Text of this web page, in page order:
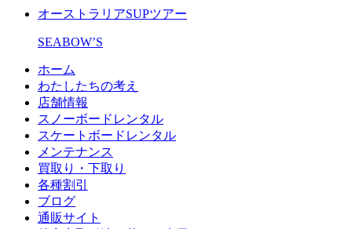
オーストラリアSUPツアー
SEABOW’S
ホーム
わたしたちの考え
店舗情報
スノーボードレンタル
スケートボードレンタル
メンテナンス
買取り・下取り
各種割引
ブログ
通販サイト